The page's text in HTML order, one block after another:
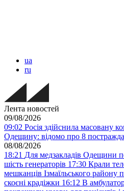
ua
ru
Лента новостей
09/08/2026
09:02 Росія здійснила масовану
Одещину: відомо про 8
08/08/2026
18:21 Для медзакладів Одещини
шість генераторів 17:30 Крали
мешканців Ізмаїльського району
скоєні крадіжки 16:12 В